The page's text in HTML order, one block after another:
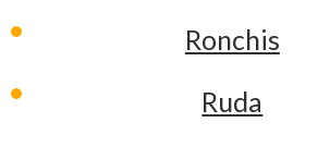
Ronchis
Ruda